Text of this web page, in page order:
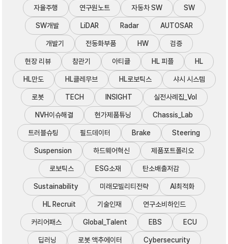
자율주행 연구원노트 자동차 SW SW
SW개발 LiDAR Radar AUTOSAR
개발기 전동화부품 HW 검증
현장 리뷰 참관기 아티클 HL 피플 HL
HL만도 HL클레무브 HL로보틱스 샤시 시스템
로봇 TECH INSIGHT 실전사례집_Vol
NVH이슈해결 현가제품튜닝 Chassis_Lab
트러블슈팅 필드데이터 Brake Steering
Suspension 하드웨어혁신 제품포트폴리오
로보틱스 ESG소재 탄소배출저감
Sustainability 미래모빌리티전략 AI최적화
HL Recruit 기술인재 연구소비하인드
커리어패스 Global_Talent EBS ECU
딥러닝 로봇 액추에이터 Cybersecurity